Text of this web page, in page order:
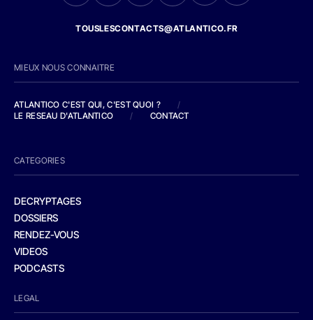
TOUSLESCONTACTS@ATLANTICO.FR
MIEUX NOUS CONNAITRE
ATLANTICO C'EST QUI, C'EST QUOI ?
/
LE RESEAU D'ATLANTICO
/ CONTACT
CATEGORIES
DECRYPTAGES
DOSSIERS
RENDEZ-VOUS
VIDEOS
PODCASTS
LEGAL